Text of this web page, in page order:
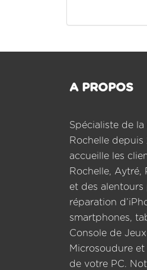
A PROPOS
Spécialiste de
Rochelle depuis
accueille les
Rochelle, Aytré,
et des alentours
réparation
smartphones,
Console de
Microsoudure et
de votre PC.